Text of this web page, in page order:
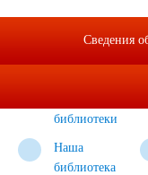
библиотеки
Наша
библиотека
Сведения